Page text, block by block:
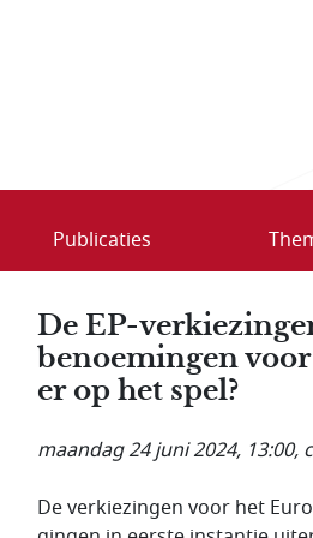
Publicaties
De EP-
benoemingen
er op het spel?
maandag 24 juni 2024, 13:00,
De verkiezingen voor het